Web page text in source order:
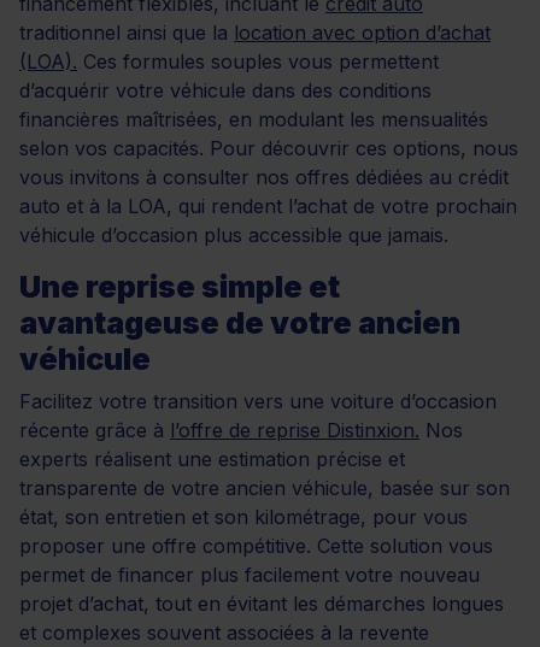
traditionnel ainsi que la location avec option d’achat
(LOA). Ces formules souples vous permettent
d’acquérir votre véhicule dans des conditions
financières maîtrisées, en modulant les mensualités
selon vos capacités. Pour découvrir ces options, nous
vous invitons à consulter nos offres dédiées au crédit
auto et à la LOA, qui rendent l’achat de votre prochain
véhicule d’occasion plus accessible que jamais.
Une reprise simple et
avantageuse de votre ancien
véhicule
Facilitez votre transition vers une voiture d’occasion
récente grâce à l’offre de reprise Distinxion. Nos
experts réalisent une estimation précise et
transparente de votre ancien véhicule, basée sur son
état, son entretien et son kilométrage, pour vous
proposer une offre compétitive. Cette solution vous
permet de financer plus facilement votre nouveau
projet d’achat, tout en évitant les démarches longues
et complexes souvent associées à la revente